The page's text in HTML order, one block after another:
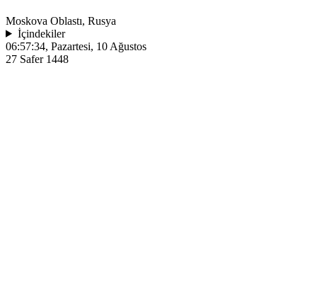
Moskova Oblastı, Rusya
İçindekiler
06:57:34, Pazartesi, 10 Ağustos
27 Safer 1448